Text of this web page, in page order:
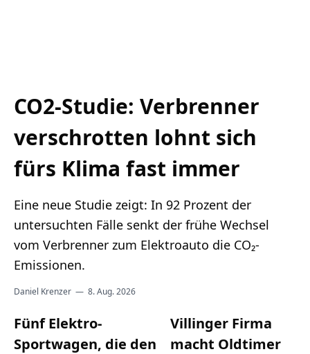
CO2-Studie: Verbrenner
verschrotten lohnt sich
fürs Klima fast immer
Eine neue Studie zeigt: In 92 Prozent der
untersuchten Fälle senkt der frühe Wechsel
vom Verbrenner zum Elektroauto die CO₂-
Emissionen.
Daniel Krenzer — 8. Aug. 2026
Fünf Elektro-
Sportwagen, die den
Villinger Firma
macht Oldtimer
Newsletter